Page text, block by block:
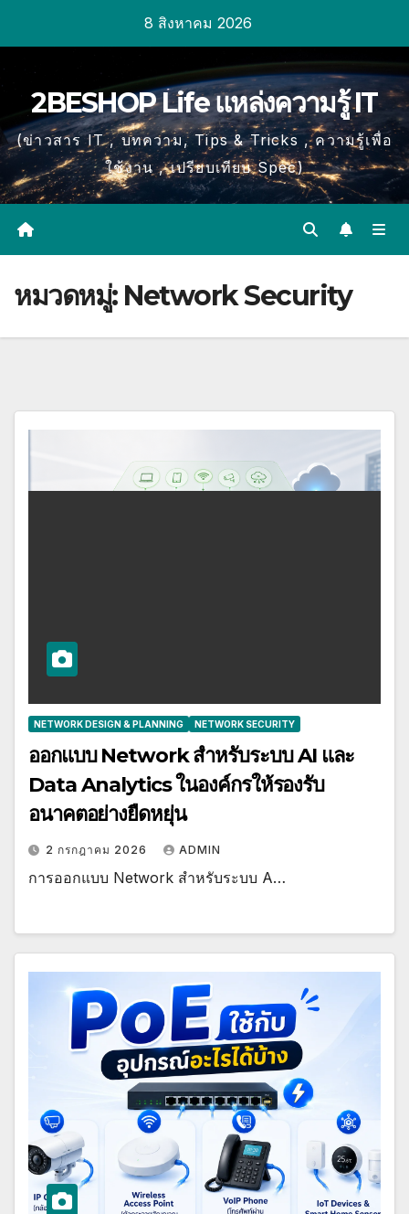
content
8 สิงหาคม 2026
2BESHOP Life แหล่งความรู้ IT
(ข่าวสาร IT , บทความ, Tips & Tricks , ความรู้เพื่อ
ใช้งาน , เปรียบเทียบ Spec)
หมวดหมู่: Network Security
NETWORK DESIGN & PLANNING NETWORK SECURITY
ออกแบบ Network สำหรับระบบ AI และ
Data Analytics ในองค์กรให้รองรับ
อนาคตอย่างยืดหยุ่น
2 กรกฎาคม 2026 ADMIN
การออกแบบ Network สำหรับระบบ A…